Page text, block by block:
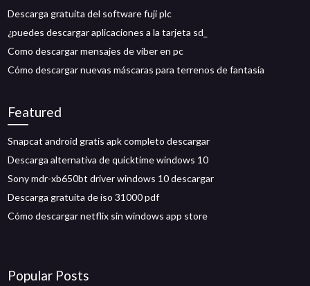
Descarga gratuita del software fuji plc
¿puedes descargar aplicaciones a la tarjeta sd_
Como descargar mensajes de viber en pc
Cómo descargar nuevas máscaras para terrenos de fantasía
Featured
Snapcat android gratis apk completo descargar
Descarga alternativa de quicktime windows 10
Sony mdr-xb650bt driver windows 10 descargar
Descarga gratuita de iso 31000 pdf
Cómo descargar netflix sin windows app store
Popular Posts